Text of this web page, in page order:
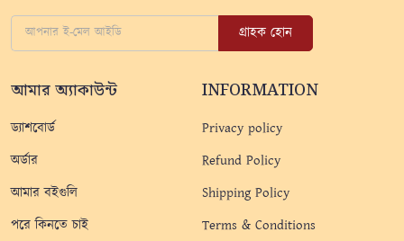
গ্রাহক হোন
আমার অ্যাকাউন্ট
ড্যাশবোর্ড
অর্ডার
আমার বইগুলি
পরে কিনতে চাই
INFORMATION
Privacy policy
Refund Policy
Shipping Policy
Terms & Conditions